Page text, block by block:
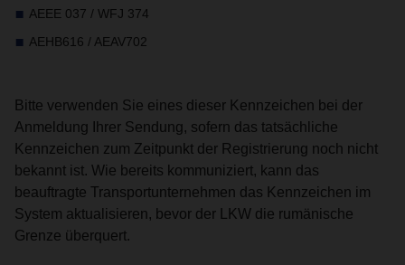
AEEE 037 / WFJ 374
AEHB616 / AEAV702
Bitte verwenden Sie eines dieser Kennzeichen bei der
Anmeldung Ihrer Sendung, sofern das tatsächliche
Kennzeichen zum Zeitpunkt der Registrierung noch nicht
bekannt ist. Wie bereits kommuniziert, kann das
beauftragte Transportunternehmen das Kennzeichen im
System aktualisieren, bevor der LKW die rumänische
Grenze überquert.